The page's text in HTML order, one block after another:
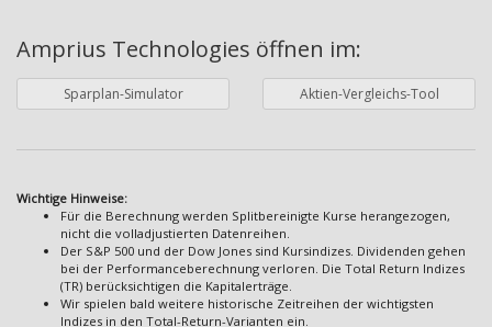
Amprius Technologies öffnen im:
Sparplan-Simulator Aktien-Vergleichs-Tool
Wichtige Hinweise:
Für die Berechnung werden Splitbereinigte Kurse herangezogen,
nicht die volladjustierten Datenreihen.
Der S&P 500 und der Dow Jones sind Kursindizes. Dividenden gehen
bei der Performanceberechnung verloren. Die Total Return Indizes
(TR) berücksichtigen die Kapitalerträge.
Wir spielen bald weitere historische Zeitreihen der wichtigsten
Indizes in den Total-Return-Varianten ein.